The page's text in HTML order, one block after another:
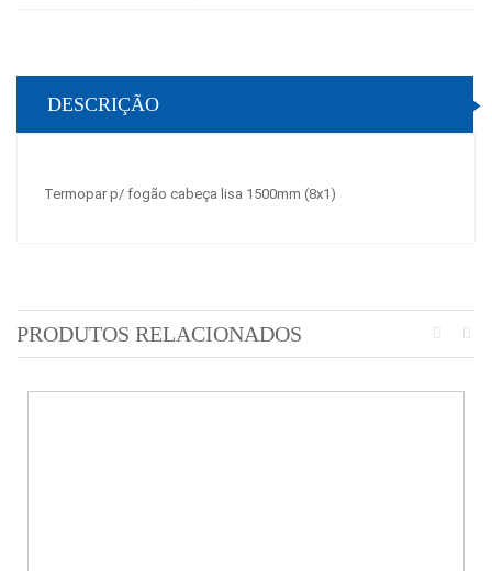
DESCRIÇÃO
Termopar p/ fogão cabeça lisa 1500mm (8x1)
PRODUTOS RELACIONADOS